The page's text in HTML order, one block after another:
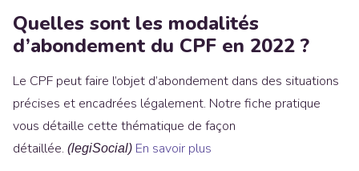
Quelles sont les modalités
d’abondement du CPF en 2022 ?
Le CPF peut faire l’objet d’abondement dans des situations
précises et encadrées légalement. Notre fiche pratique
vous détaille cette thématique de façon
détaillée. (legiSocial) En savoir plus